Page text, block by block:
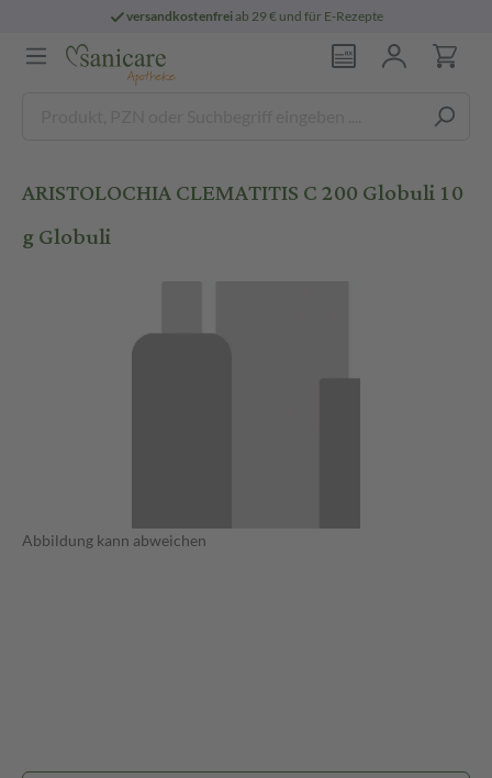
versandkostenfreiab 29 € und für E-Rezepte
ARISTOLOCHIA CLEMATITIS C 200 Globuli 10
g Globuli
Abbildung kann abweichen